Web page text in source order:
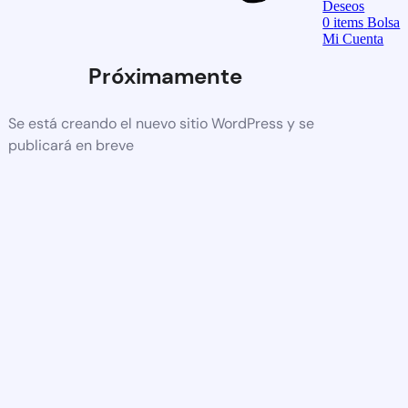
Próximamente
Se está creando el nuevo sitio WordPress y se
publicará en breve
Deseos
0items Bolsa
Mi Cuenta